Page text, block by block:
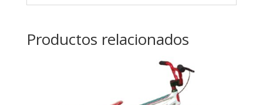
Productos relacionados